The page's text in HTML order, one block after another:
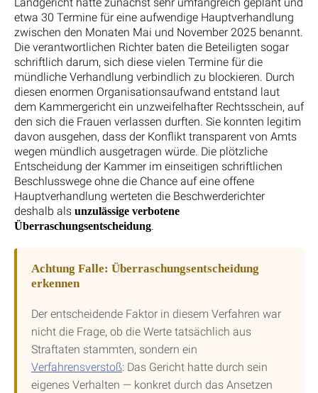
etwa 30 Termine für eine aufwendige Hauptverhandlung
zwischen den Monaten Mai und November 2025 benannt.
Die verantwortlichen Richter baten die Beteiligten sogar
schriftlich darum, sich diese vielen Termine für die
mündliche Verhandlung verbindlich zu blockieren. Durch
diesen enormen Organisationsaufwand entstand laut
dem Kammergericht ein unzweifelhafter Rechtsschein, auf
den sich die Frauen verlassen durften. Sie konnten legitim
davon ausgehen, dass der Konflikt transparent von Amts
wegen mündlich ausgetragen würde. Die plötzliche
Entscheidung der Kammer im einseitigen schriftlichen
Beschlusswege ohne die Chance auf eine offene
Hauptverhandlung werteten die Beschwerderichter
deshalb als unzulässige verbotene
Überraschungsentscheidung.
Achtung Falle: Überraschungsentscheidung
erkennen
Der entscheidende Faktor in diesem Verfahren war
nicht die Frage, ob die Werte tatsächlich aus
Straftaten stammten, sondern ein
Verfahrensverstoß: Das Gericht hatte durch sein
eigenes Verhalten — konkret durch das Ansetzen